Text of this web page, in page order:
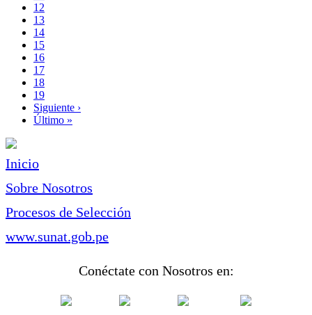
Page
12
Page
13
Page
14
Página
actual
15
Page
16
Page
17
Page
18
Page
19
Siguiente
página
Siguiente ›
Última
Último »
Inicio
Sobre Nosotros
Procesos de Selección
www.sunat.gob.pe
Conéctate con Nosotros en: